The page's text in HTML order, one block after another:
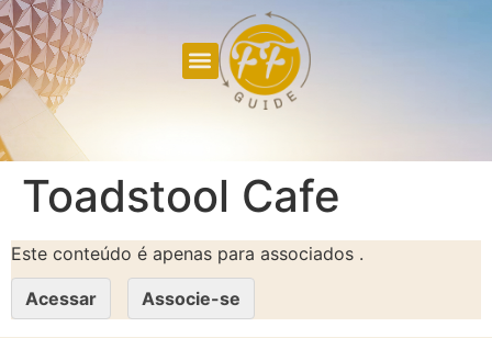
Toadstool Cafe
Este conteúdo é apenas para associados .
Acessar Associe-se